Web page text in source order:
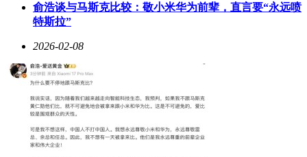
布局策略。通过持续投入基础研究、构建跨学科团队、参与标
准制定等方式，头部企业正在为技术爆发期储备核心竞争力。
妙平衡，考验着企业的战略定力与投资者的价值判断能力。
俞浩谈与马斯克比较：敬小米华为前辈，直言要“永远喷
特斯拉”
2026-02-08